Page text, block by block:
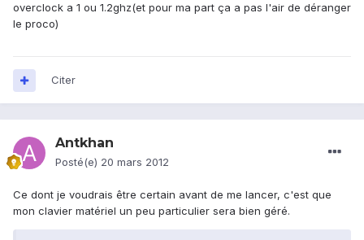
overclock a 1 ou 1.2ghz(et pour ma part ça a pas l'air de déranger
le proco)
Citer
Antkhan
Posté(e) 20 mars 2012
Ce dont je voudrais être certain avant de me lancer, c'est que
mon clavier matériel un peu particulier sera bien géré.